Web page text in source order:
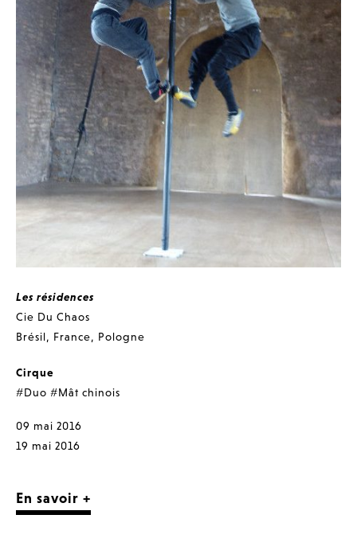
Les résidences
Cie Du Chaos
Brésil, France, Pologne
Cirque
#Duo #Mât chinois
09 mai 2016
19 mai 2016
En savoir +